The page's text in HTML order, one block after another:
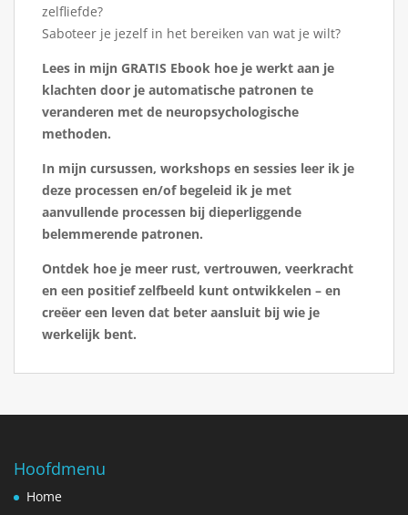
zelfliefde?
Saboteer je jezelf in het bereiken van wat je wilt?
Lees in mijn GRATIS Ebook hoe je werkt aan je
klachten door je automatische patronen te
veranderen met de neuropsychologische
methoden.
In mijn cursussen, workshops en sessies leer ik je
deze processen en/of begeleid ik je met
aanvullende processen bij dieperliggende
belemmerende patronen.
Ontdek hoe je meer rust, vertrouwen, veerkracht
en een positief zelfbeeld kunt ontwikkelen – en
creëer een leven dat beter aansluit bij wie je
werkelijk bent.
Hoofdmenu
Home